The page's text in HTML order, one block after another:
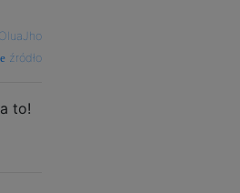
źródło
to!